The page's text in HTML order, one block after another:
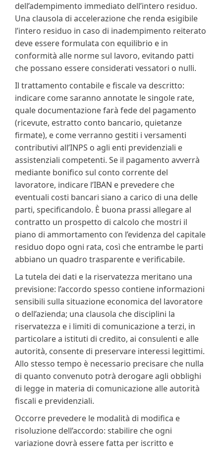
dell’adempimento immediato dell’intero residuo.
Una clausola di accelerazione che renda esigibile
l’intero residuo in caso di inadempimento reiterato
deve essere formulata con equilibrio e in
conformità alle norme sul lavoro, evitando patti
che possano essere considerati vessatori o nulli.
Il trattamento contabile e fiscale va descritto:
indicare come saranno annotate le singole rate,
quale documentazione farà fede del pagamento
(ricevute, estratto conto bancario, quietanze
firmate), e come verranno gestiti i versamenti
contributivi all’INPS o agli enti previdenziali e
assistenziali competenti. Se il pagamento avverrà
mediante bonifico sul conto corrente del
lavoratore, indicare l’IBAN e prevedere che
eventuali costi bancari siano a carico di una delle
parti, specificandolo. È buona prassi allegare al
contratto un prospetto di calcolo che mostri il
piano di ammortamento con l’evidenza del capitale
residuo dopo ogni rata, così che entrambe le parti
abbiano un quadro trasparente e verificabile.
La tutela dei dati e la riservatezza meritano una
previsione: l’accordo spesso contiene informazioni
sensibili sulla situazione economica del lavoratore
o dell’azienda; una clausola che disciplini la
riservatezza e i limiti di comunicazione a terzi, in
particolare a istituti di credito, ai consulenti e alle
autorità, consente di preservare interessi legittimi.
Allo stesso tempo è necessario precisare che nulla
di quanto convenuto potrà derogare agli obblighi
di legge in materia di comunicazione alle autorità
fiscali e previdenziali.
Occorre prevedere le modalità di modifica e
risoluzione dell’accordo: stabilire che ogni
variazione dovrà essere fatta per iscritto e